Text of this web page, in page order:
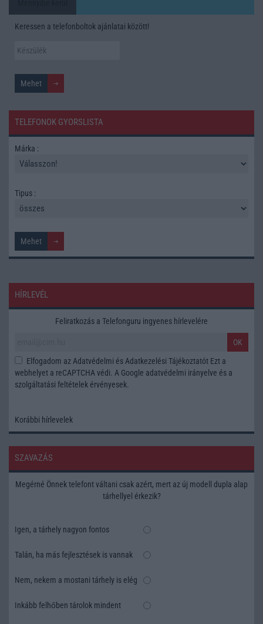
Keressen a telefonboltok ajánlatai között!
TELEFONOK GYORSLISTA
Márka :
Tipus :
HÍRLEVÉL
Feliratkozás a Telefonguru ingyenes hírlevelére
OK
Elfogadom az Adatvédelmi és Adatkezelési Tájékoztatót Ezt a
webhelyet a reCAPTCHA védi. A Google adatvédelmi irányelve és a
szolgáltatási feltételek érvényesek.
Korábbi hírlevelek
SZAVAZÁS
Megérné Önnek telefont váltani csak azért, mert az új modell dupla alap
tárhellyel érkezik?
Igen, a tárhely nagyon fontos
Talán, ha más fejlesztések is vannak
Nem, nekem a mostani tárhely is elég
Inkább felhőben tárolok mindent